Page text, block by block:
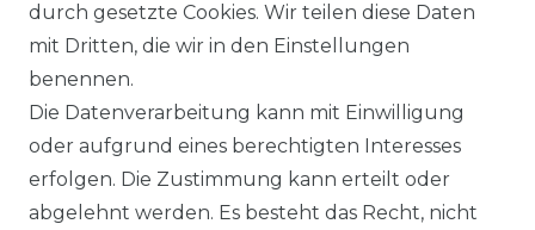
KONTAKT
DATENSCHUTZERKLÄRUNG
IMPRESSUM
AGB
durch gesetzte Cookies. Wir teilen diese Daten
mit Dritten, die wir in den Einstellungen
benennen.
Die Datenverarbeitung kann mit Einwilligung
oder aufgrund eines berechtigten Interesses
erfolgen. Die Zustimmung kann erteilt oder
abgelehnt werden. Es besteht das Recht, nicht